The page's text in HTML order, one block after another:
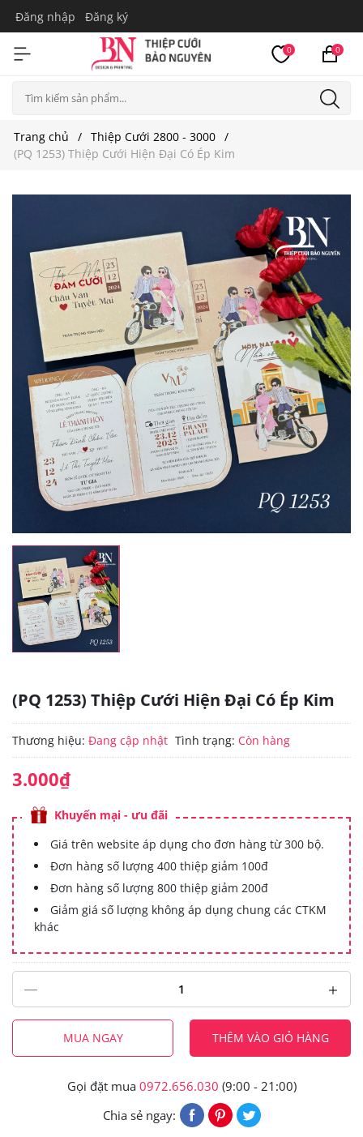
Đăng nhập Đăng ký
0 0
Trang chủ
Thiệp Cưới 2800 - 3000
(PQ 1253) Thiệp Cưới Hiện Đại Có Ép Kim
(PQ 1253) Thiệp Cưới Hiện Đại Có Ép Kim
Thương hiệu: Đang cập nhật Tình trạng: Còn hàng
3.000₫
Khuyến mại - ưu đãi
Giá trên website áp dụng cho đơn hàng từ 300 bộ.
Đơn hàng số lượng 400 thiệp giảm 100đ
Đơn hàng số lượng 800 thiệp giảm 200đ
Giảm giá số lượng không áp dụng chung các CTKM
khác
MUA NGAY THÊM VÀO GIỎ HÀNG
Gọi đặt mua 0972.656.030 (9:00 - 21:00)
Chia sẻ ngay: